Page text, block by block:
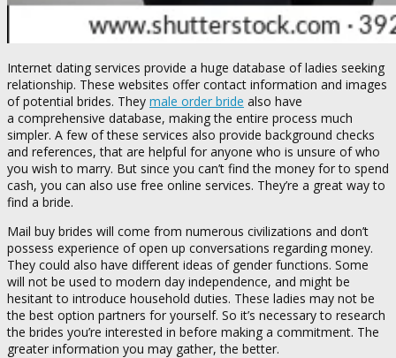
Internet dating services provide a huge database of ladies seeking
relationship. These websites offer contact information and images
of potential brides. They male order bride also have
a comprehensive database, making the entire process much
simpler. A few of these services also provide background checks
and references, that are helpful for anyone who is unsure of who
you wish to marry. But since you can’t find the money for to spend
cash, you can also use free online services. They’re a great way to
find a bride.
Mail buy brides will come from numerous civilizations and don’t
possess experience of open up conversations regarding money.
They could also have different ideas of gender functions. Some
will not be used to modern day independence, and might be
hesitant to introduce household duties. These ladies may not be
the best option partners for yourself. So it’s necessary to research
the brides you’re interested in before making a commitment. The
greater information you may gather, the better.